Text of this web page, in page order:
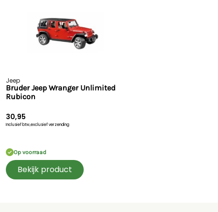
Jeep
Bruder Jeep Wranger Unlimited
Rubicon
30,95
Inclusief btw,exclusief verzending
Op voorraad
Bekijk product